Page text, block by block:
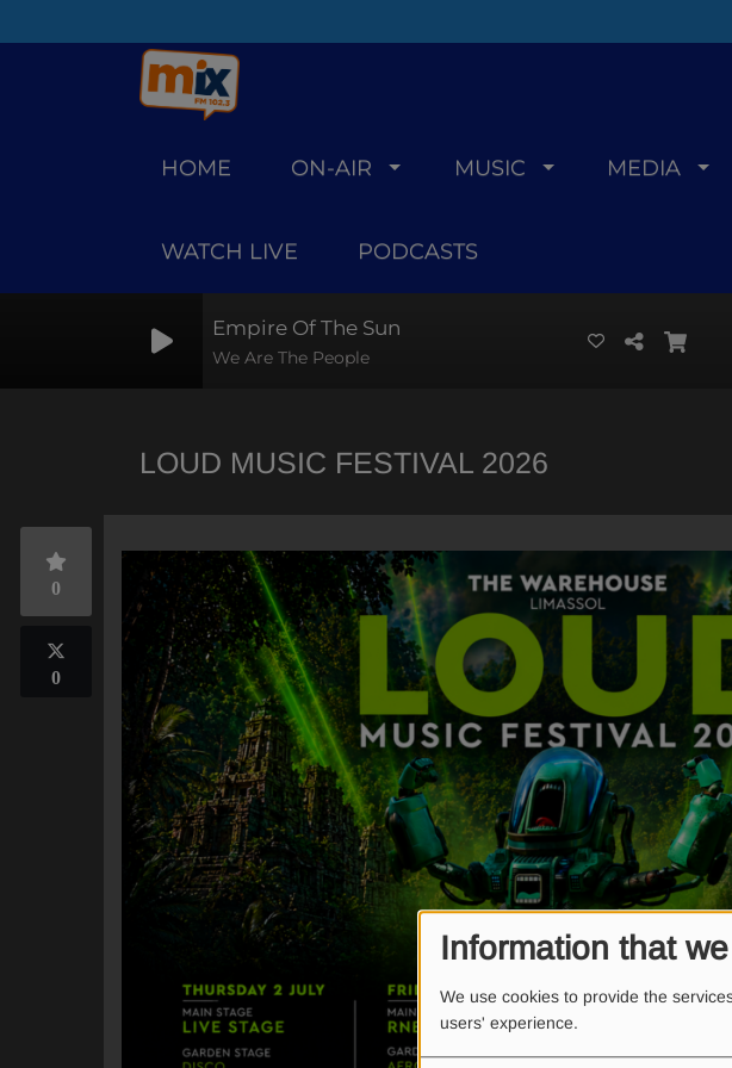
Information that
We use cookies to provide the
users' experience.
HOME ON-AIR MUSIC MEDIA
WATCH LIVE PODCASTS
Empire Of The Sun
We Are The People
LOUD MUSIC FESTIVAL 2026
0
0